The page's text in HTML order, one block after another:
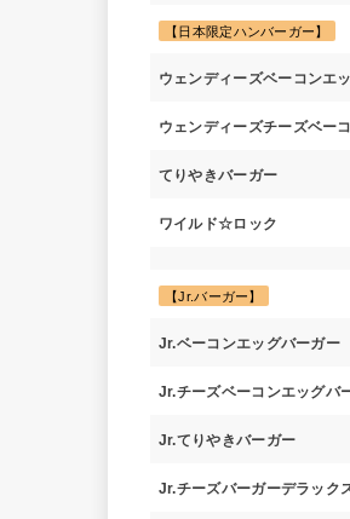
【日本限定ハンバーガー】
ウェンディーズベーコンエ
ウェンディーズチーズベー
てりやきバーガー
ワイルド☆ロック
【Jr.バーガー】
Jr.ベーコンエッグバーガー
Jr.チーズベーコンエッグバ
Jr.てりやきバーガー
Jr.チーズバーガーデラック